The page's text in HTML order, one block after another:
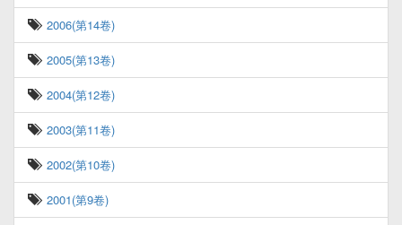
2006(第14卷)
2005(第13卷)
2004(第12卷)
2003(第11卷)
2002(第10卷)
2001(第9卷)